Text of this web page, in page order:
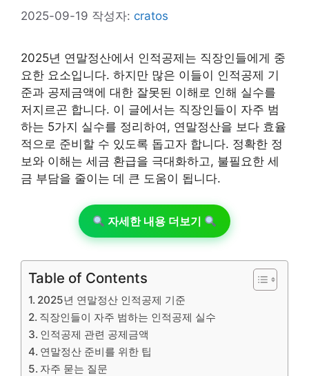
2025-09-19 작성자: cratos
2025년 연말정산에서 인적공제는 직장인들에게 중
요한 요소입니다. 하지만 많은 이들이 인적공제 기
준과 공제금액에 대한 잘못된 이해로 인해 실수를
저지르곤 합니다. 이 글에서는 직장인들이 자주 범
하는 5가지 실수를 정리하여, 연말정산을 보다 효율
적으로 준비할 수 있도록 돕고자 합니다. 정확한 정
보와 이해는 세금 환급을 극대화하고, 불필요한 세
금 부담을 줄이는 데 큰 도움이 됩니다.
자세한 내용 더보기
Table of Contents
2025년 연말정산 인적공제 기준
직장인들이 자주 범하는 인적공제 실수
인적공제 관련 공제금액
연말정산 준비를 위한 팁
자주 묻는 질문